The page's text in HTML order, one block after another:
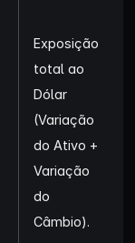
Exposição
total ao
Dólar
(Variação
do Ativo +
Variação
do
Câmbio).